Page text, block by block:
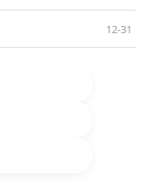
12-31